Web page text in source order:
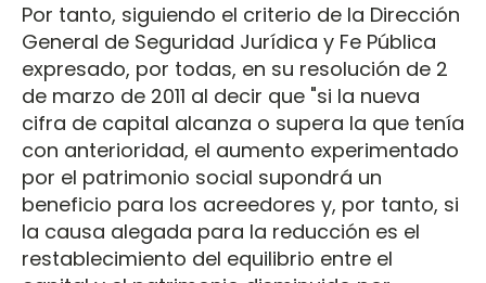
Por tanto, siguiendo el criterio de la Dirección
General de Seguridad Jurídica y Fe Pública
expresado, por todas, en su resolución de 2
de marzo de 2011 al decir que "si la nueva
cifra de capital alcanza o supera la que tenía
con anterioridad, el aumento experimentado
por el patrimonio social supondrá un
beneficio para los acreedores y, por tanto, si
la causa alegada para la reducción es el
restablecimiento del equilibrio entre el